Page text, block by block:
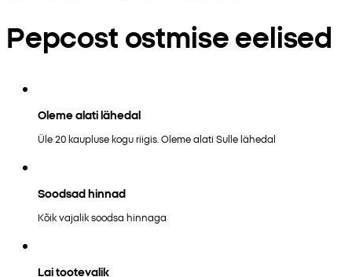
Pepcost ostmise eelised
Oleme alati lähedal
Üle 20 kaupluse kogu riigis. Oleme alati Sulle lähedal
Soodsad hinnad
Kõik vajalik soodsa hinnaga
Lai tootevalik